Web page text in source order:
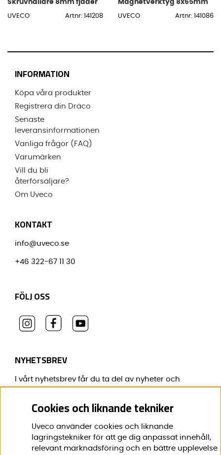
Skruvhållare 8mm fjäder
UVECO Artnr: 141208
Magnetverktyg 8x65mm
UVECO Artnr: 141086
INFORMATION
Köpa våra produkter
Registrera din Dräco
Senaste
leveransinformationen
Vanliga frågor (FAQ)
Varumärken
Vill du bli
återförsäljare?
Om Uveco
KONTAKT
info@uveco.se
+46 322-67 11 30
FÖLJ OSS
NYHETSBREV
I vårt nyhetsbrev får du ta del av nyheter och
Cookies och liknande tekniker
Uveco använder cookies och liknande
lagringstekniker för att ge dig anpassat innehåll,
relevant marknadsföring och en bättre upplevelse